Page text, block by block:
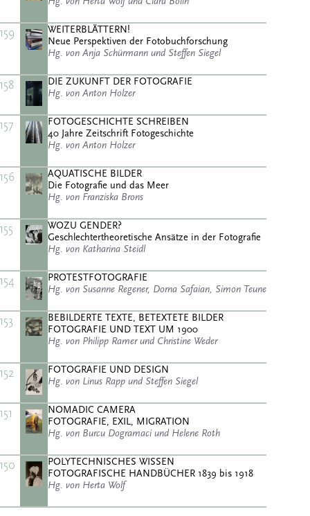
159
WEITERBLÄTTERN!
Neue Perspektiven der Fotobuchforschung
Hg. von Anja Schürmann und Steffen Siegel
158
DIE ZUKUNFT DER FOTOGRAFIE
Hg. von Anton Holzer
157
FOTOGESCHICHTE SCHREIBEN
40 Jahre Zeitschrift Fotogeschichte
Hg. von Anton Holzer
156
AQUATISCHE BILDER
Die Fotografie und das Meer
Hg. von Franziska Brons
155
WOZU GENDER?
Geschlechtertheoretische Ansätze in der Fotografie
Hg. von Katharina Steidl
154
PROTESTFOTOGRAFIE
Hg. von Susanne Regener, Dorna Safaian, Simon Teune
153
BEBILDERTE TEXTE, BETEXTETE BILDER
FOTOGRAFIE UND TEXT UM 1900
Hg. von Philipp Ramer und Christine Weder
152
FOTOGRAFIE UND DESIGN
Hg. von Linus Rapp und Steffen Siegel
151
NOMADIC CAMERA
FOTOGRAFIE, EXIL, MIGRATION
Hg. von Burcu Dogramaci und Helene Roth
150
POLYTECHNISCHES WISSEN
FOTOGRAFISCHE HANDBÜCHER 1839 bis 1918
Hg. von Herta Wolf